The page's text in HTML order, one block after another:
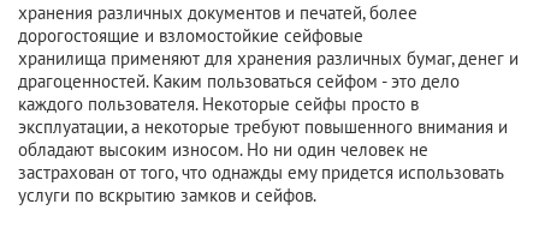
хранения различных документов и печатей, более
дорогостоящие и взломостойкие сейфовые
хранилища применяют для хранения различных бумаг, денег и
драгоценностей. Каким пользоваться сейфом - это дело
каждого пользователя. Некоторые сейфы просто в
эксплуатации, а некоторые требуют повышенного внимания и
обладают высоким износом. Но ни один человек не
застрахован от того, что однажды ему придется использовать
услуги по вскрытию замков и сейфов.